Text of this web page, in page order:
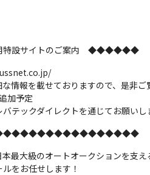
設サイトのご案内　◆◆◆◆◆◆
情報を載せておりますので、是非ご
加予定
テックダイレクトを通じてお願いし
最大級のオートオークションを支
をお任せします！